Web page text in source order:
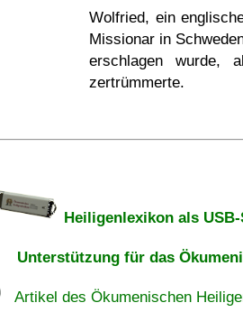
Wolfried, ein
Missionar in
erschlagen wurde,
zertrümmerte.
Heiligenlexikon als
Unterstützung für das
Artikel des Ökumenischen